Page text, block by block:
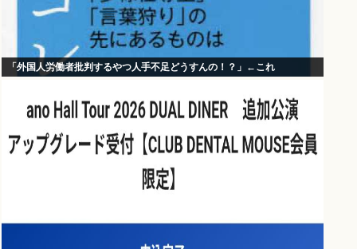
「外国人労働者批判するやつ人手不足どうすんの！？」←これ